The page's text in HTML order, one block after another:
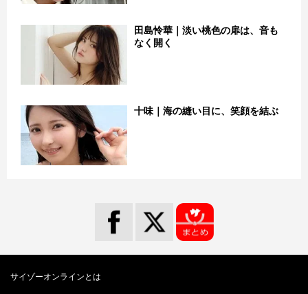
田島怜華｜淡い桃色の扉は、音も
なく開く
十味｜海の縫い目に、笑顔を結ぶ
サイゾーオンラインとは